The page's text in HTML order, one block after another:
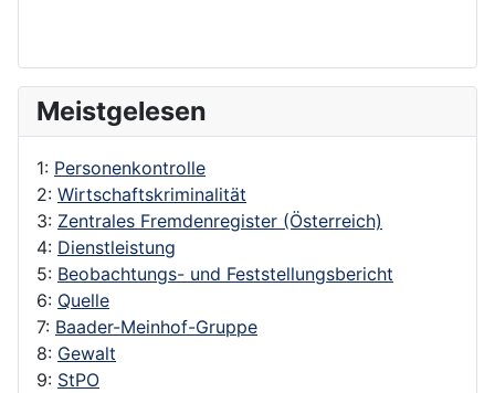
Meistgelesen
1: Personenkontrolle
2: Wirtschaftskriminalität
3: Zentrales Fremdenregister (Österreich)
4: Dienstleistung
5: Beobachtungs- und Feststellungsbericht
6: Quelle
7: Baader-Meinhof-Gruppe
8: Gewalt
9: StPO